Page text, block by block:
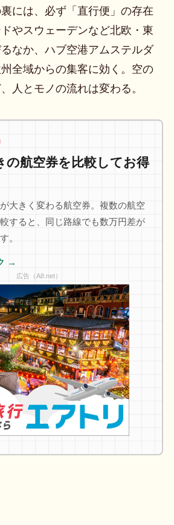
には、必ず「直行便」の存在
やスウェーデンなど北欧・東
なか、ハブ空港アムステルダ
全域からの集客に効く。空の
人とモノの流れは変わる。
の航空券を比較してお得
大きく変わる航空券。複数の航空
すると、同じ路線でも数万円差が
。
→
広告（A8.net）